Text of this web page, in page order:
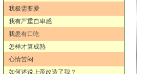
我极需要爱
我有严重自卑感
我患有口吃
怎样才算成熟
心情苦闷
如何述说上帝改造了我？